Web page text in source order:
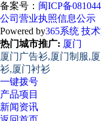
备案号： 闽ICP备
公司营业执照信息公示
Powered by365系统 技术
热门城市推广: 厦门
厦门广告衫,厦门制服,
衫,厦门衬衫
一键拨号
产品项目
新闻资讯